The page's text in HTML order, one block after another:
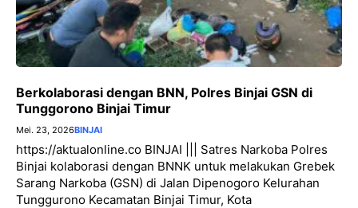
Berkolaborasi dengan BNN, Polres Binjai GSN di
Tunggorono Binjai Timur
Mei. 23, 2026BINJAI
https://aktualonline.co BINJAI ||| Satres Narkoba Polres
Binjai kolaborasi dengan BNNK untuk melakukan Grebek
Sarang Narkoba (GSN) di Jalan Dipenogoro Kelurahan
Tunggurono Kecamatan Binjai Timur, Kota